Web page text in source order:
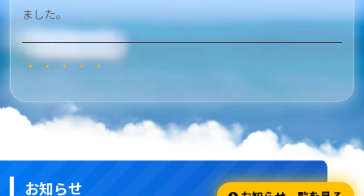
ました。
★★★★★
安さ・お得
安くてお得に利用出来ました。
お知らせ